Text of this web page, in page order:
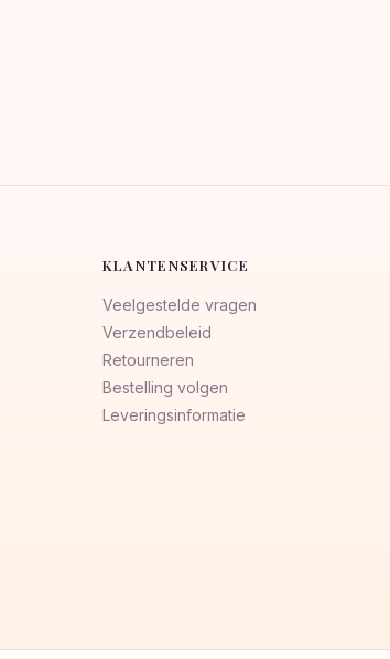
KLANTENSERVICE
Veelgestelde vragen
Verzendbeleid
Retourneren
Bestelling volgen
Leveringsinformatie